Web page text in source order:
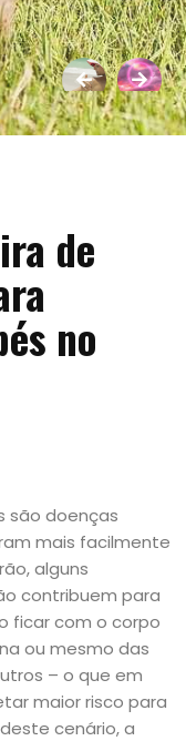
de
no
são doenças
mais facilmente
alguns
contribuem para
ficar com o corpo
ou mesmo das
– o que em
maior risco para
cenário, a